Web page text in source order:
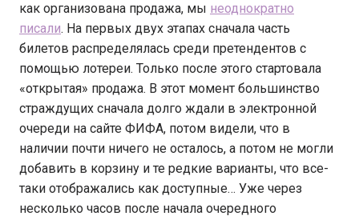
как организована продажа, мы неоднократно
писали. На первых двух этапах сначала часть
билетов распределялась среди претендентов с
помощью лотереи. Только после этого стартовала
«открытая» продажа. В этот момент большинство
страждущих сначала долго ждали в электронной
очереди на сайте ФИФА, потом видели, что в
наличии почти ничего не осталось, а потом не могли
добавить в корзину и те редкие варианты, что все-
таки отображались как доступные… Уже через
несколько часов после начала очередного